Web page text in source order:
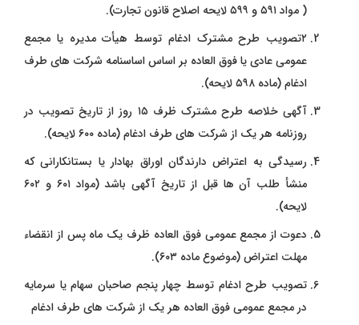
( مواد ۵۹۱ و ۵۹۹ لایحه اصلاح قانون تجارت).
۲تصویب طرح مشترک ادغام توسط هیأت مدیره یا مجمع
عمومی عادی یا فوق‌ العاده بر اساس اساسنامه شرکت‌ های طرف
ادغام (ماده ۵۹۸ لایحه).
آگهی خلاصه طرح مشترک ظرف ۱۵ روز از تاریخ تصویب در
روزنامه هر یک از شرکت ‌های طرف ادغام (ماده ۶۰۰ لایحه).
رسیدگی به اعتراض دارندگان اوراق بهادار یا بستانکارانی که
منشأ طلب آن ‌ها قبل از تاریخ آگهی باشد (مواد ۶۰۱ و ۶۰۲
لایحه).
دعوت از مجمع عمومی فوق‌ العاده ظرف یک ماه پس از انقضاء
مهلت اعتراض (موضوع ماده ۶۰۳).
تصویب طرح ادغام توسط چهار پنجم صاحبان سهام یا سرمایه
در مجمع عمومی فوق ‌العاده هر یک از شرکت‌ های طرف ادغام